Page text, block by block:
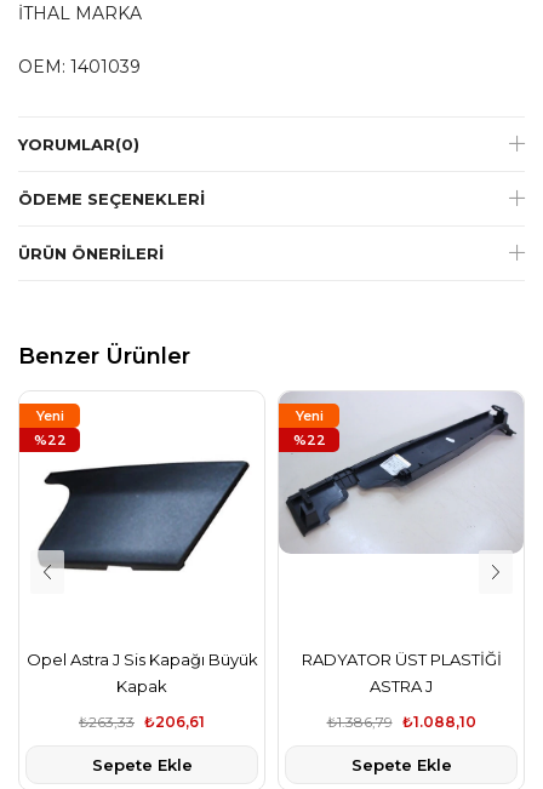
İTHAL MARKA
OEM: 1401039
YORUMLAR(0)
ÖDEME SEÇENEKLERI
ÜRÜN ÖNERILERI
Benzer Ürünler
Opel Astra J Sis Kapağı Büyük
Kapak
₺206,61
₺263,33
Sepete Ekle
Yeni
Ürün
%22
RADYATOR ÜST PLASTİĞİ
ASTRA J
₺1.088,10
₺1.386,79
Sepete Ekle
Yeni
Ürün
%22